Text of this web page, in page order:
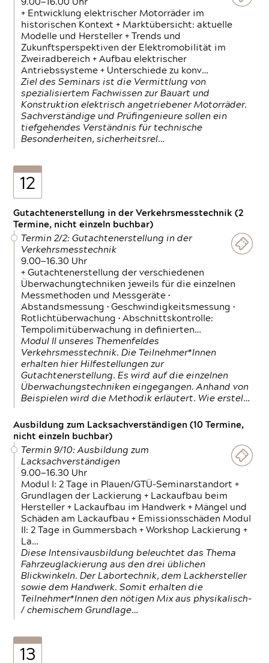
9.00—16.00 Uhr
+ Entwicklung elektrischer Motorräder im
historischen Kontext + Marktübersicht: aktuelle
Modelle und Hersteller + Trends und
Zukunftsperspektiven der Elektromobilität im
Zweiradbereich + Aufbau elektrischer
Antriebssysteme + Unterschiede zu konv…
Ziel des Seminars ist die Vermittlung von
spezialisiertem Fachwissen zur Bauart und
Konstruktion elektrisch angetriebener Motorräder.
Sachverständige und Prüfingenieure sollen ein
tiefgehendes Verständnis für technische
Besonderheiten, sicherheitsrel…
12
Gutachtenerstellung in der Verkehrsmesstechnik (2
Termine, nicht einzeln buchbar)
Termin 2/2: Gutachtenerstellung in der
Verkehrsmesstechnik
9.00—16.30 Uhr
+ Gutachtenerstellung der verschiedenen
Überwachungtechniken jeweils für die einzelnen
Messmethoden und Messgeräte •
Abstandsmessung • Geschwindigkeitsmessung •
Rotlichtüberwachung • Abschnittskontrolle:
Tempolimitüberwachung in definierten…
Modul II unseres Themenfeldes
Verkehrsmesstechnik. Die Teilnehmer*Innen
erhalten hier Hilfestellungen zur
Gutachtenerstellung. Es wird auf die einzelnen
Überwachungstechniken eingegangen. Anhand von
Beispielen wird die Methodik erläutert. Wie erstel…
Ausbildung zum Lacksachverständigen (10 Termine,
nicht einzeln buchbar)
Termin 9/10: Ausbildung zum
Lacksachverständigen
9.00—16.30 Uhr
Modul I: 2 Tage in Plauen/GTÜ-Seminarstandort +
Grundlagen der Lackierung + Lackaufbau beim
Hersteller + Lackaufbau im Handwerk + Mängel und
Schäden am Lackaufbau + Emissionsschäden Modul
II: 2 Tage in Gummersbach + Workshop Lackierung +
La…
Diese Intensivausbildung beleuchtet das Thema
Fahrzeuglackierung aus den drei üblichen
Blickwinkeln. Der Labortechnik, dem Lackhersteller
sowie dem Handwerk. Somit erhalten die
Teilnehmer*Innen den nötigen Mix aus physikalisch-
/ chemischem Grundlage…
13